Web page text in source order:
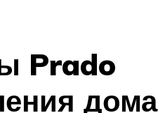
Prado
дома